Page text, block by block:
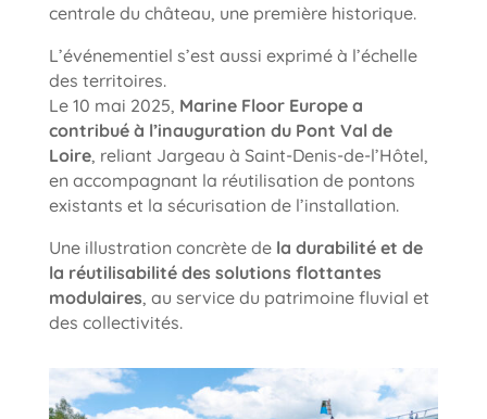
centrale du château, une première historique.
L’événementiel s’est aussi exprimé à l’échelle
des territoires.
Le 10 mai 2025, Marine Floor Europe a
contribué à l’inauguration du Pont Val de
Loire, reliant Jargeau à Saint-Denis-de-l’Hôtel,
en accompagnant la réutilisation de pontons
existants et la sécurisation de l’installation.
Une illustration concrète de la durabilité et de
la réutilisabilité des solutions flottantes
modulaires, au service du patrimoine fluvial et
des collectivités.